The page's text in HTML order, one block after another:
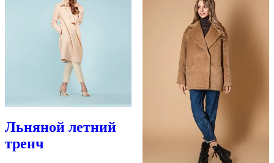
Льняной летний
тренч